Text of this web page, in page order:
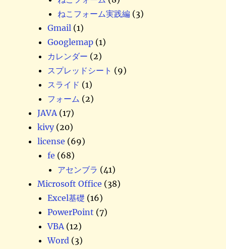
ねこフォーム実践編 (3)
Gmail (1)
Googlemap (1)
カレンダー (2)
スプレッドシート (9)
スライド (1)
フォーム (2)
JAVA(17)
kivy(20)
license (69)
fe (68)
アセンブラ (41)
Microsoft Office (38)
Excel基礎 (16)
PowerPoint (7)
VBA(12)
Word (3)